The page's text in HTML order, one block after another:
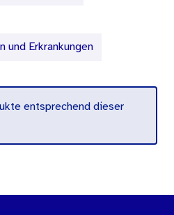
und Erkrankungen
entsprechend dieser